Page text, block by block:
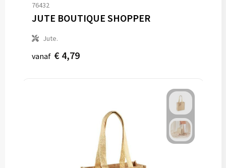
76432
JUTE BOUTIQUE SHOPPER
Jute.
vanaf € 4,79